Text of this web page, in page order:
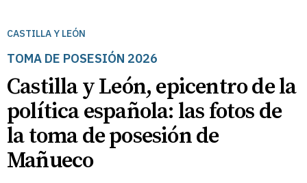
CASTILLA Y LEÓN
TOMA DE POSESIÓN 2026
Castilla y León, epicentro de la
política española: las fotos de
la toma de posesión de
Mañueco